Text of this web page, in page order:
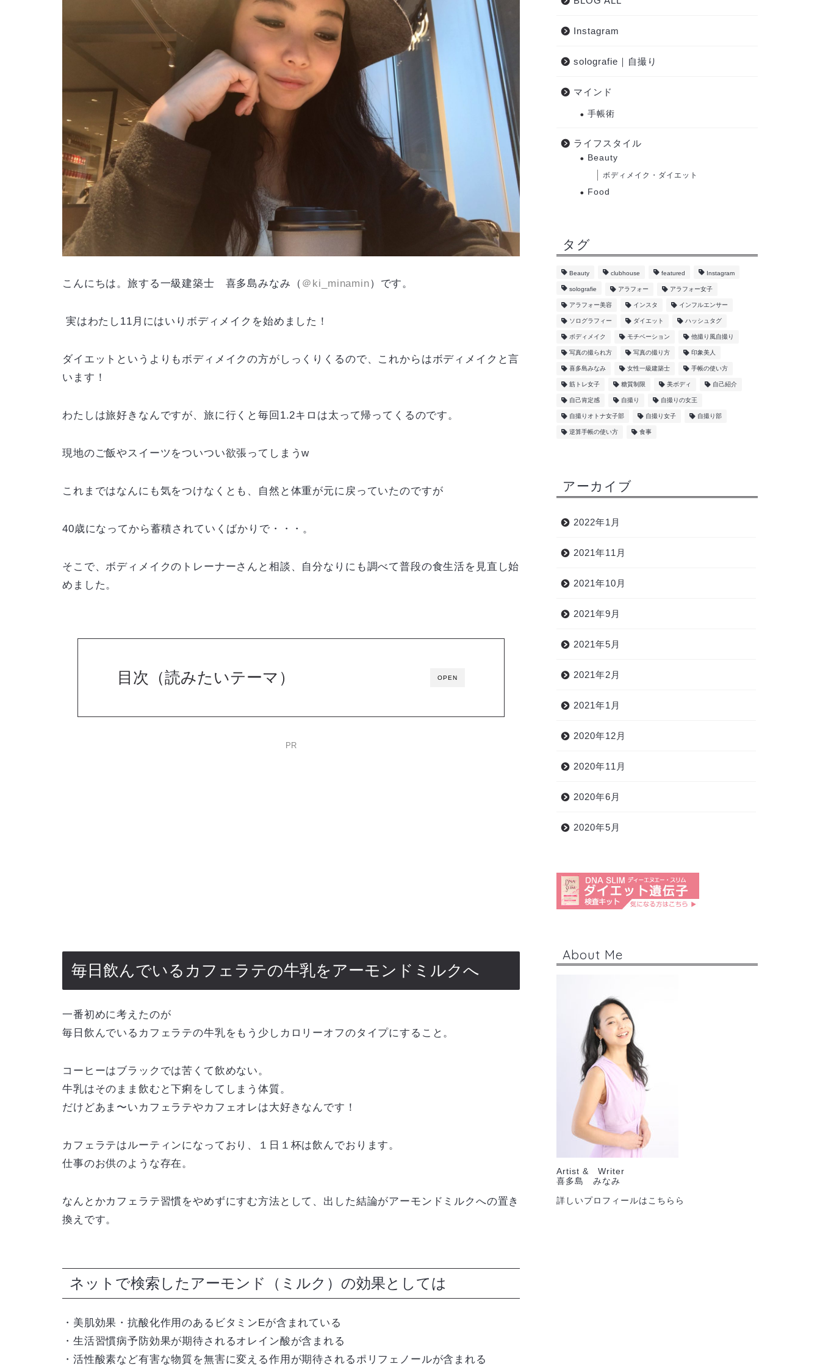
こんにちは。旅する一級建築士 喜多島みなみ（ ＠ki_minamin）です。
実はわたし11月にはいり ボディメイク を始めました！
ダイエットというよりもボディメイクの方がしっくりくるので、これからはボディメイクと言
います！
わたしは旅好きなんですが、旅に行くと毎回1.2キロは太って帰ってくるのです。
現地のご飯やスイーツをついつい欲張ってしまうw
これまではなんにも気をつけなくとも、自然と体重が元に戻っていたのですが
40歳になってから蓄積されていくばかりで・・・。
そこで、ボディメイクのトレーナーさんと相談、自分なりにも調べて普段の食生活を見直し始
めました。
OPEN
目次（読みたいテーマ）
PR
毎日飲んでいるカフェラテの牛乳をアーモンドミルクへ
一番初めに考えたのが
毎日飲んでいるカフェラテの牛乳をもう少しカロリーオフのタイプにすること。
コーヒーはブラックでは苦くて飲めない。
牛乳はそのまま飲むと下痢をしてしまう体質。
だけどあま〜いカフェラテやカフェオレは大好きなんです！
カフェラテはルーティンになっており、１日１杯は飲んでおります。
仕事のお供のような存在。
なんとかカフェラテ習慣をやめずにすむ方法として、出した結論がアーモンドミルク への置き
換えです。
ネットで検索したアーモンド（ミルク）の効果としては
・美肌効果・抗酸化作用のあるビタミンEが含まれている
・生活習慣病予防効果が期待されるオレイン酸が含まれる
・活性酸素など有害な物質を無害に変える作用が期待されるポリフェノールが含まれる
Instagram
solografie｜自撮り
マインド
手帳術
ライフスタイル
Beauty
ボディメイク・ダイエット
Food
タグ
Beauty clubhouse featured Instagram
solografie アラフォー アラフォー女子
アラフォー美容 インスタ インフルエンサー
ソログラフィー ダイエット ハッシュタグ
ボディメイク モチベーション 他撮り風自撮り
写真の撮られ方 写真の撮り方 印象美人
喜多島みなみ 女性一級建築士 手帳の使い方
筋トレ女子 糖質制限 美ボディ 自己紹介
自己肯定感 自撮り 自撮りの女王
自撮りオトナ女子部 自撮り女子 自撮り部
逆算手帳の使い方 食事
アーカイブ
2022年1月
2021年11月
2021年10月
2021年9月
2021年5月
2021年2月
2021年1月
2020年12月
2020年11月
2020年6月
2020年5月
About Me
Artist & Writer
喜多島 みなみ
詳しいプロフィールはこちらら